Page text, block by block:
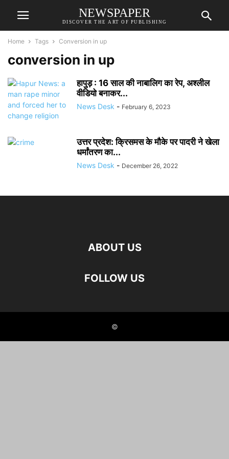
NEWSPAPER
DISCOVER THE ART OF PUBLISHING
Home Tags Conversion in up
conversion in up
हापुड़ : 16 साल की नाबालिग का रेप, अश्लील
वीडियो बनाकर...
News Desk - February 6, 2023
उत्तर प्रदेश: क्रिसमस के मौके पर पादरी ने खेला
धर्मांतरण का...
News Desk - December 26, 2022
ABOUT US
FOLLOW US
©